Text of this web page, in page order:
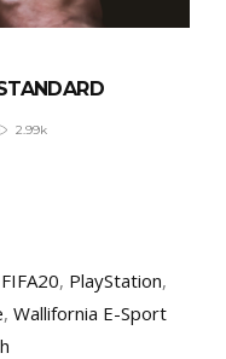
2.99k
FIFA20, PlayStation,
, Wallifornia E-Sport